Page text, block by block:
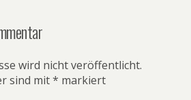
wird nicht veröffentlicht.
sind mit* markiert